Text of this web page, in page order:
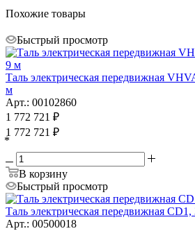
Похожие товары
Быстрый просмотр
Таль электрическая передвижная
м
Арт.: 00102860
1 772 721 ₽
1 772 721 ₽
*
В корзину
Быстрый просмотр
Таль электрическая передвижная CD1,
Арт.: 00500018